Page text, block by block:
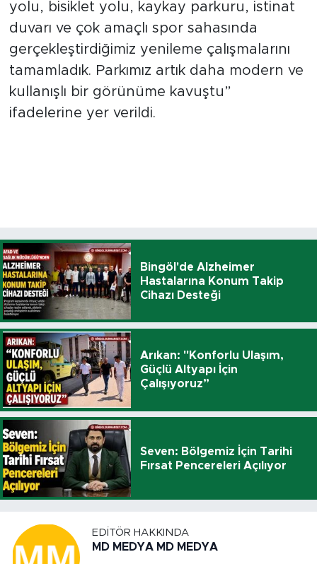
yolu, bisiklet yolu, kaykay parkuru, istinat
duvarı ve çok amaçlı spor sahasında
gerçekleştirdiğimiz yenileme çalışmalarını
tamamladık. Parkımız artık daha modern ve
kullanışlı bir görünüme kavuştu”
ifadelerine yer verildi.
Bingöl'de Alzheimer
Hastalarına Konum Takip
Cihazı Desteği
Arıkan: "Konforlu Ulaşım,
Güçlü Altyapı İçin
Çalışıyoruz”
Seven: Bölgemiz İçin Tarihi
Fırsat Pencereleri Açılıyor
EDITÖR HAKKINDA
MD MEDYA MD MEDYA